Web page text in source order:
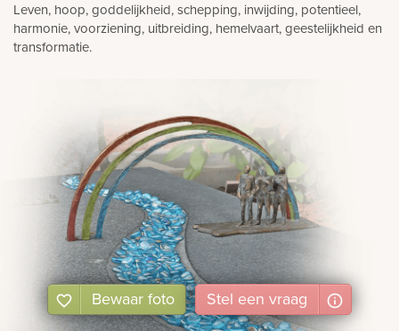
Leven, hoop, goddelijkheid, schepping, inwijding, potentieel,
harmonie, voorziening, uitbreiding, hemelvaart, geestelijkheid en
transformatie.
Bewaar foto Stel een vraag